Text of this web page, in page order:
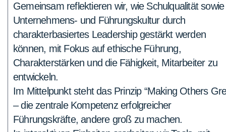
Gemeinsam reflektieren wir, wie Schulqualität sowie
Unternehmens- und Führungskultur durch
charakterbasiertes Leadership gestärkt werden
können, mit Fokus auf ethische Führung,
Charakterstärken und die Fähigkeit, Mitarbeiter zu
entwickeln.
Im Mittelpunkt steht das Prinzip “Making Others
– die zentrale Kompetenz erfolgreicher
Führungskräfte, andere groß zu machen.